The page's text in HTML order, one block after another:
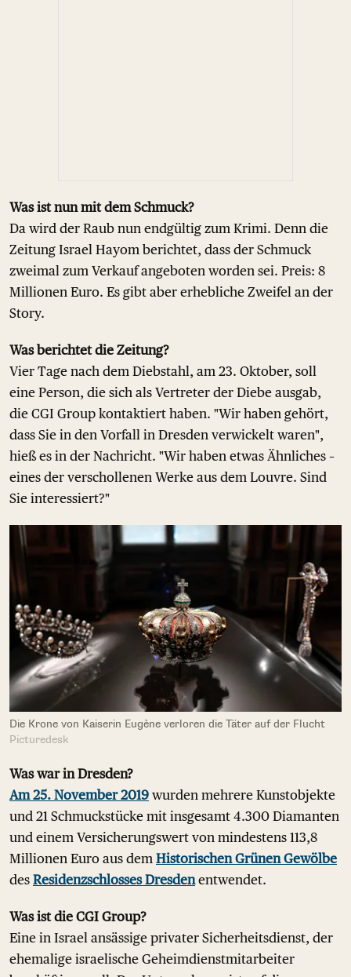
Was ist nun mit dem Schmuck?
Da wird der Raub nun endgültig zum Krimi. Denn die
Zeitung Israel Hayom berichtet, dass der Schmuck
zweimal zum Verkauf angeboten worden sei. Preis: 8
Millionen Euro. Es gibt aber erhebliche Zweifel an der
Story.
Was berichtet die Zeitung?
Vier Tage nach dem Diebstahl, am 23. Oktober, soll
eine Person, die sich als Vertreter der Diebe ausgab,
die CGI Group kontaktiert haben. "Wir haben gehört,
dass Sie in den Vorfall in Dresden verwickelt waren",
hieß es in der Nachricht. "Wir haben etwas Ähnliches –
eines der verschollenen Werke aus dem Louvre. Sind
Sie interessiert?"
Die Krone von Kaiserin Eugène verloren die Täter auf der Flucht
Picturedesk
Was war in Dresden?
Am 25. November 2019 wurden mehrere Kunstobjekte
und 21 Schmuckstücke mit insgesamt 4.300 Diamanten
und einem Versicherungswert von mindestens 113,8
Millionen Euro aus dem Historischen Grünen Gewölbe
des Residenzschlosses Dresdenentwendet.
Was ist die CGI Group?
Eine in Israel ansässige privater Sicherheitsdienst, der
ehemalige israelische Geheimdienstmitarbeiter